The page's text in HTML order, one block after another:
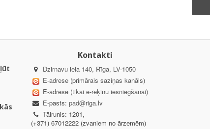
Kontakti
Dzirnavu iela 140, Rīga, LV-1050
E-adrese (primārais saziņas kanāls)
E-adrese (tikai e-rēķinu iesniegšanai)
E-pasts: pad@riga.lv
Tālrunis: 1201,
(+371) 67012222 (zvaniem no ārzemēm)